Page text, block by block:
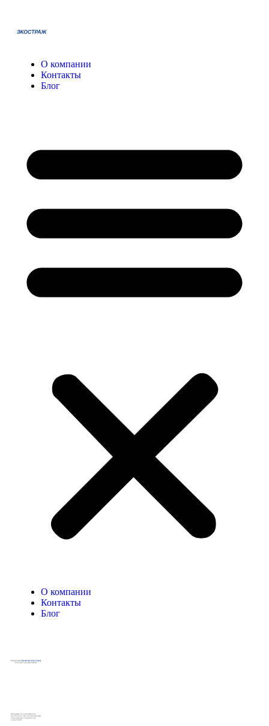
О компании
Контакты
Блог
О компании
Контакты
Блог